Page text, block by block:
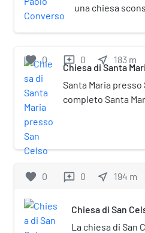
una chiesa
fra corso Italia e
favorite 0 reviews 0 near_me 183 m
Chiesa di Santa
Santa Maria presso
completo Santa
rappresenta un
dell'Architettura
del manierismo
favorite 0 reviews 0 near_me 194 m
Chiesa di San
La chiesa di San